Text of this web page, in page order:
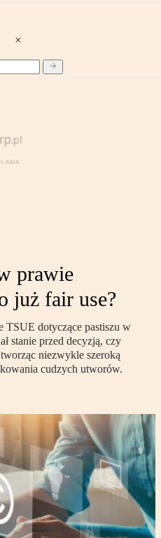
prawie
już fair use?
TSUE dotyczące pastiszu w
stanie przed decyzją, czy
niezwykle szeroką
cudzych utworów.